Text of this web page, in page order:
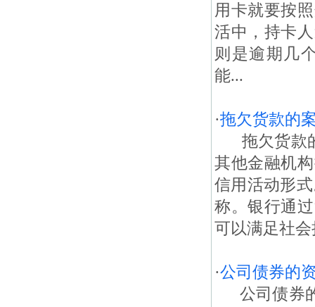
用卡就要按
活中，持卡
则是逾期几
能...
·拖欠货款的
拖欠货款的
其他金融机
信用活动形
称。银行通
可以满足社
·公司债券的
公司债券的